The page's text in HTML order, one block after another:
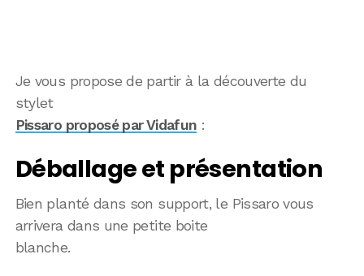
Je vous propose de partir à la découverte du
stylet
Pissaro proposé par Vidafun :
Déballage et présentation
Bien planté dans son support, le Pissaro vous
arrivera dans une petite boite
blanche.